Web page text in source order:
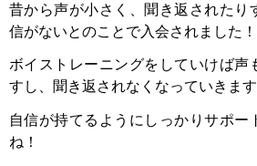
昔から声が小さく、聞き返されたり
信がないとのことで入会されました！
ボイストレーニングをしていけば声
すし、聞き返されなくなっていきま
自信が持てるようにしっかりサポー
ね！